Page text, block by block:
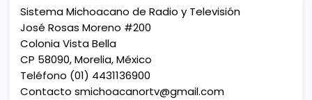
Sistema Michoacano de Radio y Televisión
José Rosas Moreno #200
Colonia Vista Bella
CP 58090, Morelia, México
Teléfono (01) 4431136900
Contacto smichoacanortv@gmail.com